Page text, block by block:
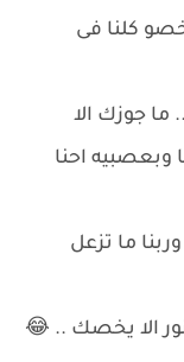
كلنا فى
جوزك الا
وبعصبيه احنا
ما تزعل
الا يخصك .. 😂